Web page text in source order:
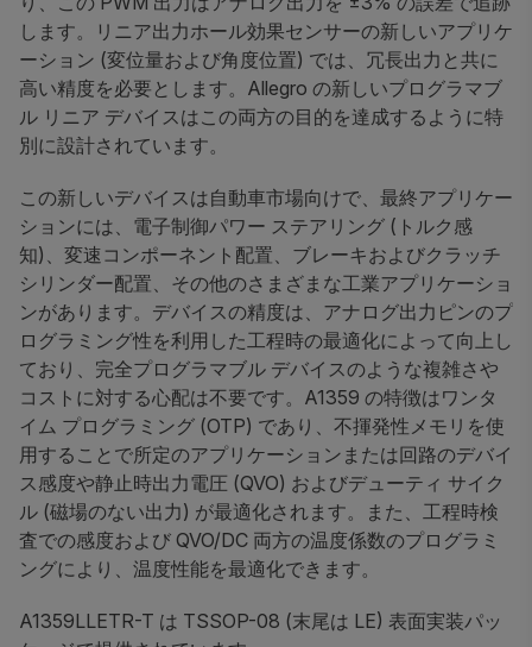
します。リニア出力ホール効果センサーの新しいアプリケ
ーション (変位量および角度位置) では、冗長出力と共に
高い精度を必要とします。Allegro の新しいプログラマブ
ル リニア デバイスはこの両方の目的を達成するように特
別に設計されています。
この新しいデバイスは自動車市場向けで、最終アプリケー
ションには、電子制御パワー ステアリング (トルク感
知)、変速コンポーネント配置、ブレーキおよびクラッチ
シリンダー配置、その他のさまざまな工業アプリケーショ
ンがあります。デバイスの精度は、アナログ出力ピンのプ
ログラミング性を利用した工程時の最適化によって向上し
ており、完全プログラマブル デバイスのような複雑さや
コストに対する心配は不要です。A1359 の特徴はワンタ
イム プログラミング (OTP) であり、不揮発性メモリを使
用することで所定のアプリケーションまたは回路のデバイ
ス感度や静止時出力電圧 (QVO) およびデューティ サイク
ル (磁場のない出力) が最適化されます。また、工程時検
査での感度および QVO/DC 両方の温度係数のプログラミ
ングにより、温度性能を最適化できます。
A1359LLETR-T は TSSOP-08 (末尾は LE) 表面実装パッ